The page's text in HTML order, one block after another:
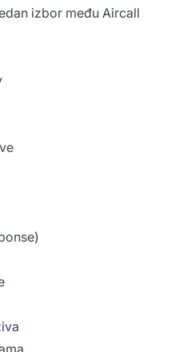
izbor među Aircall